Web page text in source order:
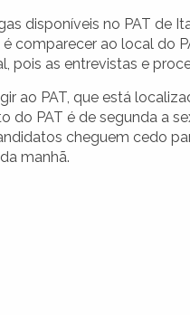
disponíveis no PAT de
comparecer ao local do
pois as entrevistas e
ao PAT, que está
do PAT é de segunda a
cheguem cedo
manhã.